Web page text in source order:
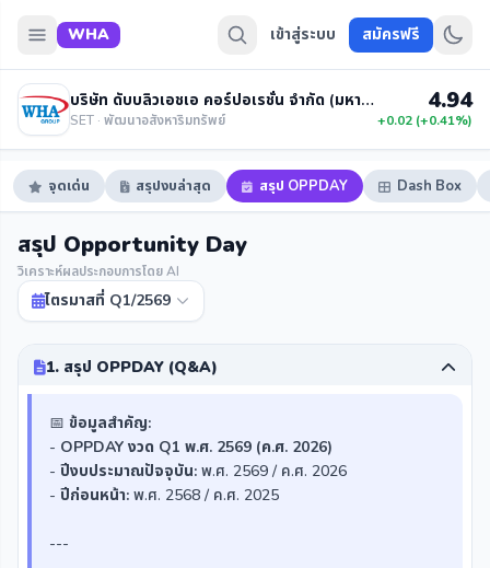
WHA เข้าสู่ระบบ สมัครฟรี
บริษัท ดับบลิวเอชเอ คอร์ปอเรชั่น จำกัด (มหาชน)
SET · พัฒนาอสังหาริมทรัพย์
4.94
+0.02 (+0.41%)
จุดเด่น สรุปงบล่าสุด สรุป OPPDAY Dash Box
สรุป Opportunity Day
วิเคราะห์ผลประกอบการโดย AI
ไตรมาสที่ Q1/2569
1. สรุป OPPDAY (Q&A)
📅 ข้อมูลสำคัญ:
- OPPDAY งวด Q1 พ.ศ. 2569 (ค.ศ. 2026)
- ปีงบประมาณปัจจุบัน: พ.ศ. 2569 / ค.ศ. 2026
- ปีก่อนหน้า: พ.ศ. 2568 / ค.ศ. 2025
---